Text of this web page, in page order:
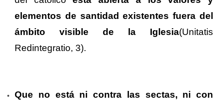
elementos de santidad existentes fuera del
ámbito visible de la Iglesia(Unitatis
Redintegratio, 3).
Que no está ni contra las sectas, ni con